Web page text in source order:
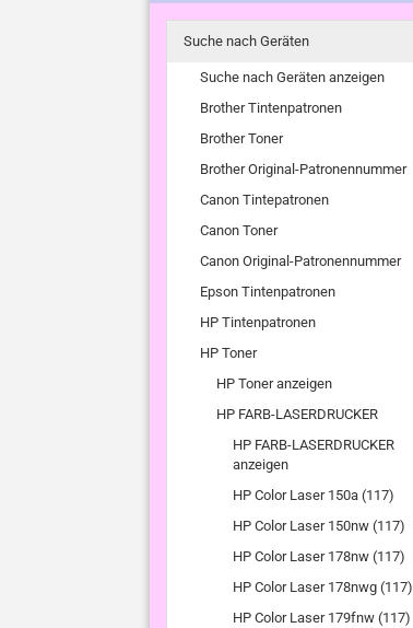
Suche nach Geräten
Suche nach Geräten anzeigen
Brother Tintenpatronen
Brother Toner
Brother Original-Patronennummer
Canon Tintepatronen
Canon Toner
Canon Original-Patronennummer
Epson Tintenpatronen
HP Tintenpatronen
HP Toner
HP Toner anzeigen
HP FARB-LASERDRUCKER
HP FARB-LASERDRUCKER
anzeigen
HP Color Laser 150a (117)
HP Color Laser 150nw (117)
HP Color Laser 178nw (117)
HP Color Laser 178nwg (117)
HP Color Laser 179fnw (117)